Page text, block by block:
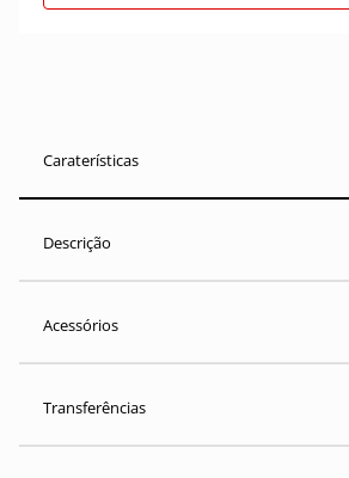
Caraterísticas
Descrição
Acessórios
Transferências